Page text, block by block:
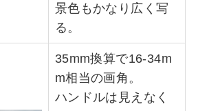
景色もかなり広く写
る。
35mm換算で16-34m
m相当の画角。
ハンドルは見えなく